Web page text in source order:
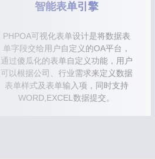
智能表单引擎
PHPOA可视化表单设计是将数据表
单字段交给用户自定义的OA平台，
通过傻瓜化的表单自定义功能，用户
可以根据公司、行业需求来定义数据
表单样式及表单输入项，同时支持
WORD,EXCEL数据提交。